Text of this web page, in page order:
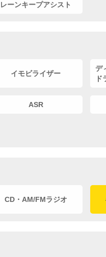
レーンキープアシスト
イモビライザー
デ
ド
ASR
CD・AM/FMラジオ